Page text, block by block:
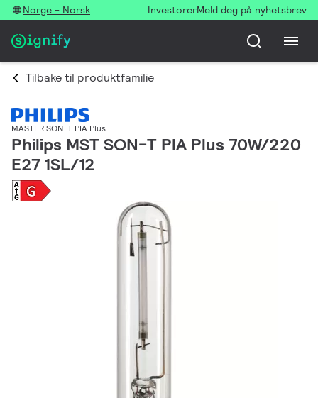
Norge - Norsk InvestorerMeld deg på nyhetsbrev
Tilbake til produktfamilie
MASTER SON-T PIA Plus
Philips MST SON-T PIA Plus 70W/220
E27 1SL/12